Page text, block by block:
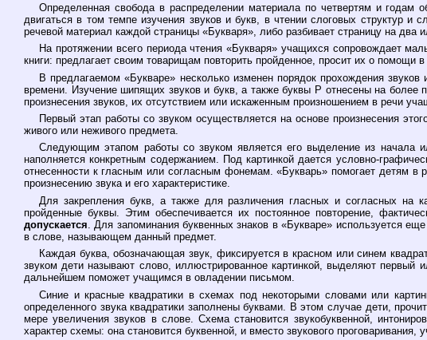
Определенная свобода в распределении материала по четвертям и годам
двигаться в том темпе изучения звуков и букв, в чтении слоговых структур
речевой материал каждой страницы «Букваря», либо разбивает страницу на два
На протяжении всего периода чтения «Букваря» учащихся сопровождает
книги: предлагает своим товарищам повторить пройденное, просит их о помощи
В предлагаемом «Букваре» несколько изменен порядок прохождения
времени. Изучение шипящих звуков и букв, а также буквы Р отнесены на
произнесения звуков, их отсутствием или искаженным произношением в речи
Первый этап работы со звуком осуществляется на основе произнесения
живого или неживого предмета.
Следующим этапом работы со звуком является его выделение из начала
наполняется конкретным содержанием. Под картинкой дается условно-
отнесенности к гласным или согласным фонемам. «Букварь» помогает детям в
произнесению звука и его характеристике.
Для закрепления букв, а также для различения гласных и согласных
пройденные буквы. Этим обеспечивается их постоянное повторение,
допускается . Для запоминания буквенных знаков в «Букваре» используется
в слове, называющем данный предмет.
Каждая буква, обозначающая звук, фиксируется в красном или синем
звуком дети называют слово, иллюстрированное картинкой, выделяют первый
дальнейшем поможет учащимся в овладении письмом.
Синие и красные квадратики в схемах под некоторыми словами или
определенного звука квадратики заполнены буквами. В этом случае дети,
мере увеличения звуков в слове. Схема становится звукобуквенной,
характер схемы: она становится буквенной, и вместо звукового проговаривания,